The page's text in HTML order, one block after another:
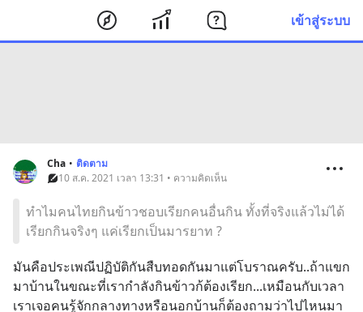
เข้าสู่ระบบ
Cha • ติดตาม
10 ส.ค. 2021 เวลา 13:31 • ความคิดเห็น
ทำไมคนไทยกินข้าวชอบเรียกคนอื่นกิน ทั้งที่จริงแล้วไม่ได้
เรียกกินจริงๆ แค่เรียกเป็นมารยาท ?
มันคือประเพณีปฏิบัติกันสืบทอดกันมาแต่โบราณครับ..ถ้าแขก
มาบ้านในขณะที่เรากำลังกินข้าวก้ต้องเรียก...เหมือนกับเวลา
เราเจอคนรู้จักกลางทางหรือนอกบ้านก็ต้องถามว่าไปไหนมา